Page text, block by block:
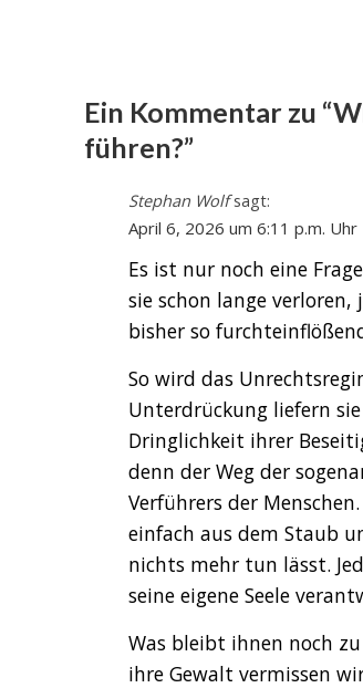
Ein Kommentar zu
führen?”
Stephan Wolf sagt:
April 6, 2026 um 6:11 p.m. Uhr
Es ist nur noch eine
sie schon lange
bisher so
So wird das
Unterdrückung liefern
Dringlichkeit ihrer
denn der Weg der
Verführers der
einfach aus dem Staub
nichts mehr tun lässt.
seine eigene Seele
Was bleibt ihnen noch
ihre Gewalt vermissen